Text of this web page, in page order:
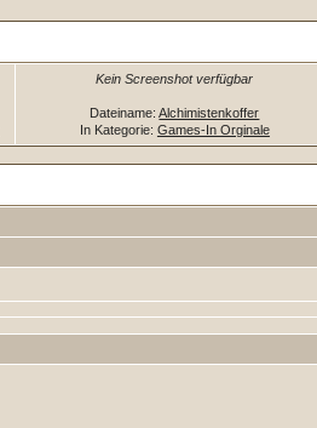
Kein Screenshot verfügbar
Dateiname:Alchimistenkoffer
In Kategorie: Games-In Orginale